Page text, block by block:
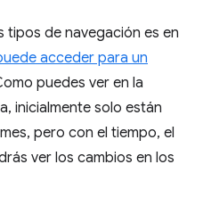
tipos de navegación es en
acceder para un
puedes ver en la
inicialmente solo están
pero con el tiempo, el
ver los cambios en los